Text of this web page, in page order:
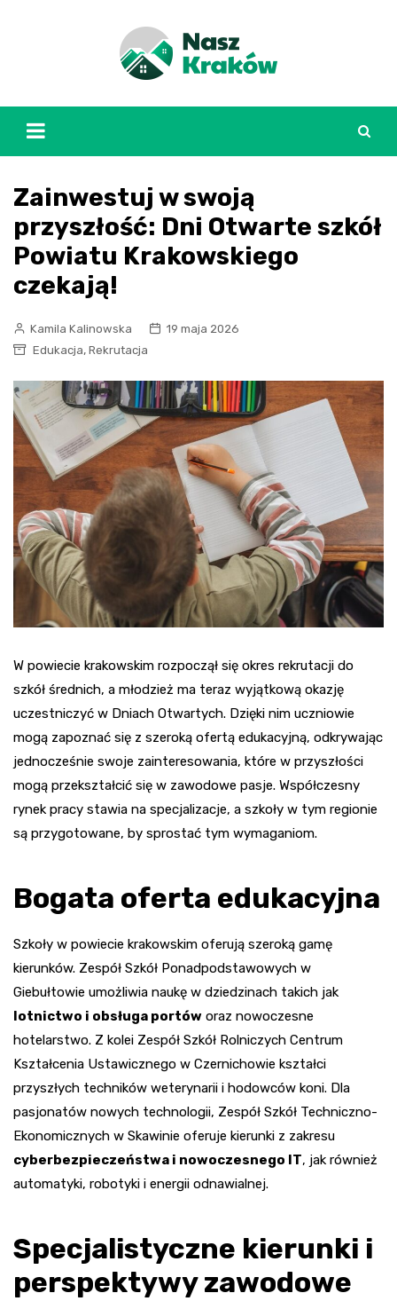
Zainwestuj w swoją
przyszłość: Dni Otwarte szkół
Powiatu Krakowskiego
czekają!
Kamila Kalinowska
19 maja 2026
Edukacja, Rekrutacja
W powiecie krakowskim rozpoczął się okres rekrutacji do
szkół średnich, a młodzież ma teraz wyjątkową okazję
uczestniczyć w Dniach Otwartych. Dzięki nim uczniowie
mogą zapoznać się z szeroką ofertą edukacyjną, odkrywając
jednocześnie swoje zainteresowania, które w przyszłości
mogą przekształcić się w zawodowe pasje. Współczesny
rynek pracy stawia na specjalizacje, a szkoły w tym regionie
są przygotowane, by sprostać tym wymaganiom.
Bogata oferta edukacyjna
Szkoły w powiecie krakowskim oferują szeroką gamę
kierunków. Zespół Szkół Ponadpodstawowych w
Giebułtowie umożliwia naukę w dziedzinach takich jak
lotnictwo i obsługa portów oraz nowoczesne
hotelarstwo. Z kolei Zespół Szkół Rolniczych Centrum
Kształcenia Ustawicznego w Czernichowie kształci
przyszłych techników weterynarii i hodowców koni. Dla
pasjonatów nowych technologii, Zespół Szkół Techniczno-
Ekonomicznych w Skawinie oferuje kierunki z zakresu
cyberbezpieczeństwa i nowoczesnego IT, jak również
automatyki, robotyki i energii odnawialnej.
Specjalistyczne kierunki i
perspektywy zawodowe